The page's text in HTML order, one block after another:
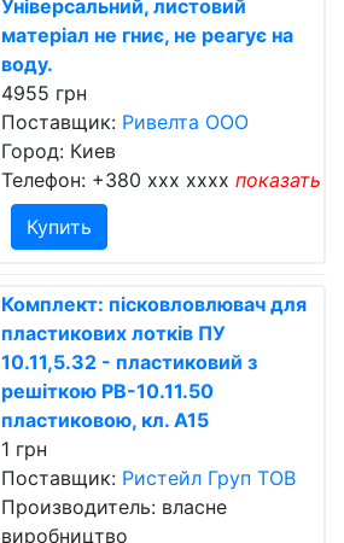
Універсальний, листовий
матеріал не гниє, не реагує на
воду.
4955 грн
Поставщик: Ривелта ООО
Город: Киев
Телефон: +380 xxx xxxx показать
Купить
Комплект: пісковловлювач для
пластикових лотків ПУ
10.11,5.32 - пластиковий з
решіткою РВ-10.11.50
пластиковою, кл. A15
1 грн
Поставщик: Ристейл Груп ТОВ
Производитель: власне
виробництво